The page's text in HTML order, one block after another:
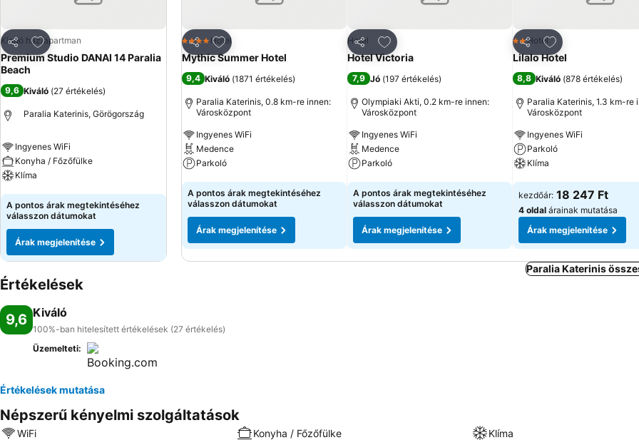
Megosztás
Hozzáadás a kedvencekhez
Kiadó ház/apartman
Premium Studio DANAI 14 Paralia
Beach
9,6 Kiváló (27 értékelés)
Paralia Katerinis, Görögország
Ingyenes WiFi
Konyha / Főzőfülke
Klíma
Árak megjelenítése
A pontos árak megtekintéséhez
válasszon dátumokat
Árak megjelenítése
Megosztás
Hozzáadás a kedvencekhez
4 Kategória
Hotel
Mythic Summer Hotel
9,4 Kiváló (1871 értékelés)
Paralia Katerinis, 0.8 km-re innen:
Városközpont
Ingyenes WiFi
Medence
Parkoló
Árak megjelenítése
A pontos árak megtekintéséhez
válasszon dátumokat
Árak megjelenítése
Megosztás
Hozzáadás a kedvencekhez
Hotel
Hotel Victoria
7,9 Jó (197 értékelés)
Olympiaki Akti, 0.2 km-re innen:
Városközpont
Ingyenes WiFi
Medence
Parkoló
Árak megjelenítése
A pontos árak megtekintéséhez
válasszon dátumokat
Árak megjelenítése
Megosztás
Hozzáadás a
2 Kategória
Hotel
Lilalo Ηotel
8,8 Kiváló (878 értékelés)
Paralia Katerinis, 1.3 km-re
Városközpont
Ingyenes WiFi
Parkoló
Klíma
Árak megjelenítése
kezdőár: 18 247 Ft
4 oldal árainak mutatása
Árak megjelenítése
Paralia Katerinis
Értékelések
9,6 Kiváló
100%-ban hitelesített értékelések (27 értékelés)
Üzemelteti:
Értékelések mutatása
Népszerű kényelmi szolgáltatások
WiFi Konyha / Főzőfülke Klíma